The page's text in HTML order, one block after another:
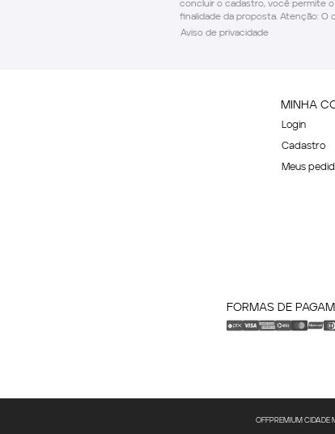
concluir o cadastro, você permite
finalidade da proposta. Atenção: O
Aviso de privacidade
MINHA
Login
Cadastro
Meus
FORMAS DE
OFFPREMIUM